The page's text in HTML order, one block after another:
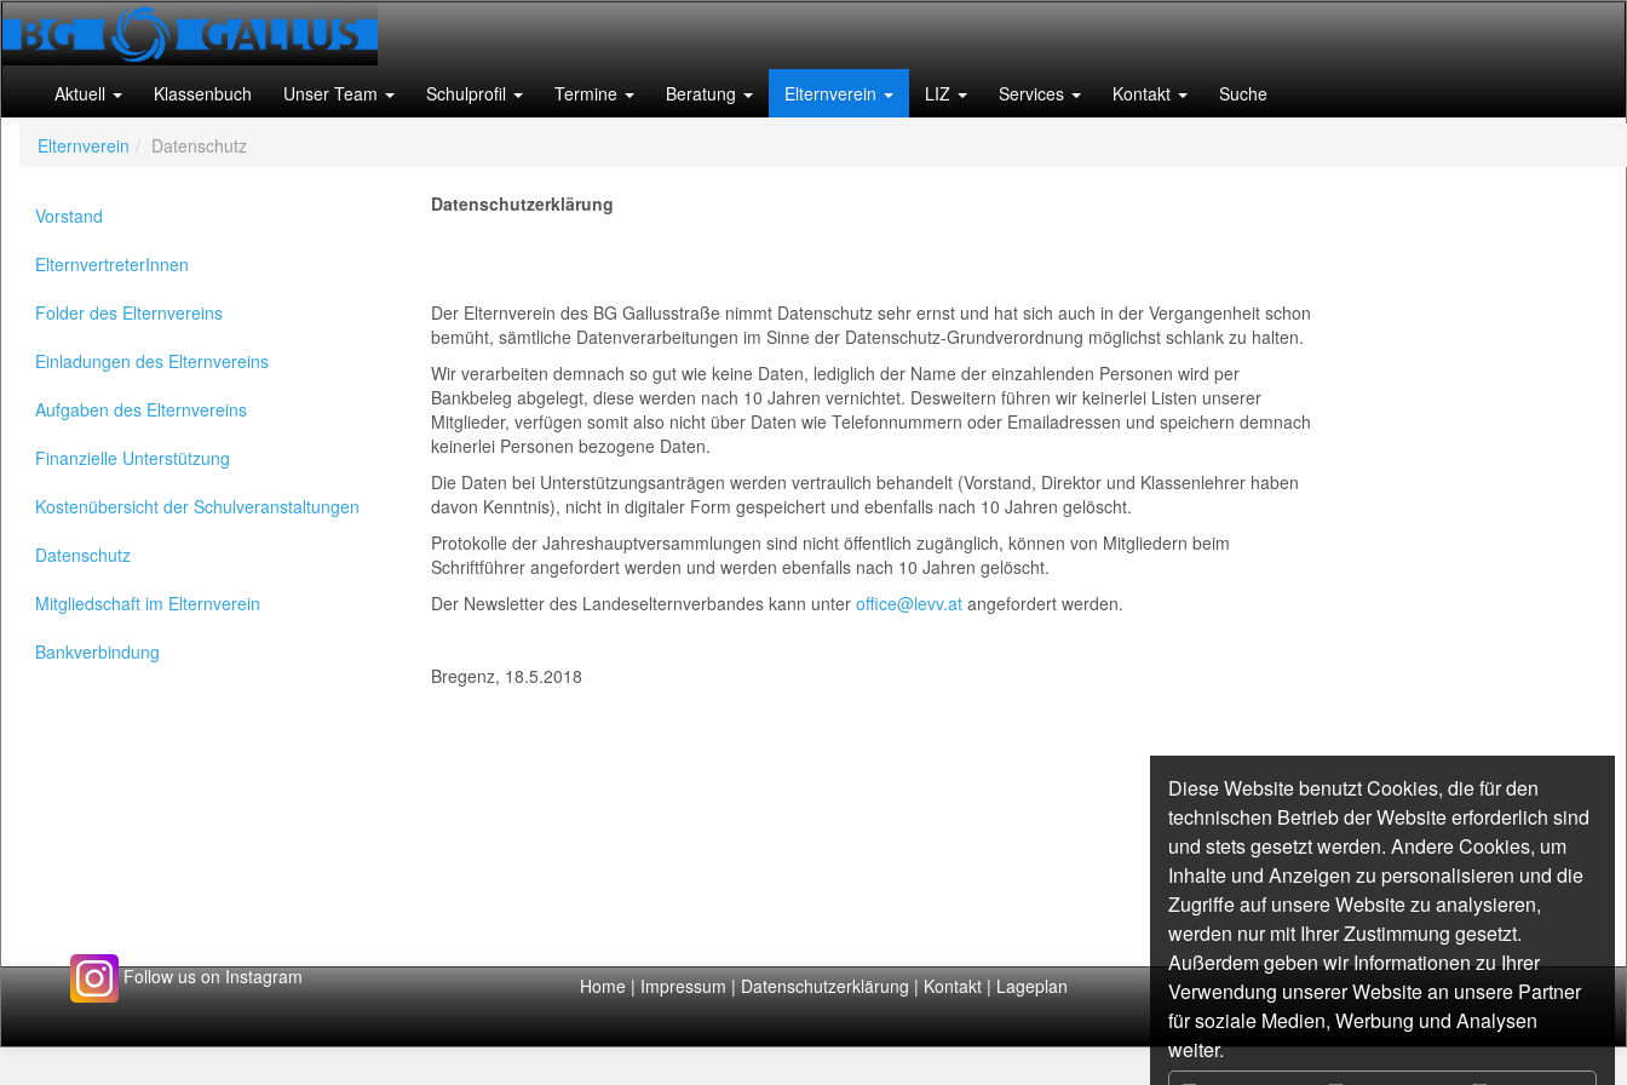
Aktuell Klassenbuch Unser Team Schulprofil Termine Beratung Elternverein LIZ Services Kontakt Suche
Elternverein Datenschutz
Vorstand
ElternvertreterInnen
Folder des Elternvereins
Einladungen des Elternvereins
Aufgaben des Elternvereins
Finanzielle Unterstützung
Kostenübersicht der Schulveranstaltungen
Datenschutz
Mitgliedschaft im Elternverein
Bankverbindung
Datenschutzerklärung
Der Elternverein des BG Gallusstraße nimmt Datenschutz sehr ernst und hat sich auch in der Vergangenheit schon
bemüht, sämtliche Datenverarbeitungen im Sinne der Datenschutz-Grundverordnung möglichst schlank zu halten.
Wir verarbeiten demnach so gut wie keine Daten, lediglich der Name der einzahlenden Personen wird per
Bankbeleg abgelegt, diese werden nach 10 Jahren vernichtet. Desweitern führen wir keinerlei Listen unserer
Mitglieder, verfügen somit also nicht über Daten wie Telefonnummern oder Emailadressen und speichern demnach
keinerlei Personen bezogene Daten.
Die Daten bei Unterstützungsanträgen werden vertraulich behandelt (Vorstand, Direktor und Klassenlehrer haben
davon Kenntnis), nicht in digitaler Form gespeichert und ebenfalls nach 10 Jahren gelöscht.
Protokolle der Jahreshauptversammlungen sind nicht öffentlich zugänglich, können von Mitgliedern beim
Schriftführer angefordert werden und werden ebenfalls nach 10 Jahren gelöscht.
Der Newsletter des Landeselternverbandes kann unter office@levv.atangefordert werden.
Bregenz, 18.5.2018
Follow us on Instagram Home|Impressum|Datenschutzerklärung|Kontakt|Lageplan
Diese Website benutzt Cookies, die für den
technischen Betrieb der Website erforderlich sind
und stets gesetzt werden. Andere Cookies, um
Inhalte und Anzeigen zu personalisieren und die
Zugriffe auf unsere Website zu analysieren,
werden nur mit Ihrer Zustimmung gesetzt.
Außerdem geben wir Informationen zu Ihrer
Verwendung unserer Website an unsere Partner
für soziale Medien, Werbung und Analysen
weiter.